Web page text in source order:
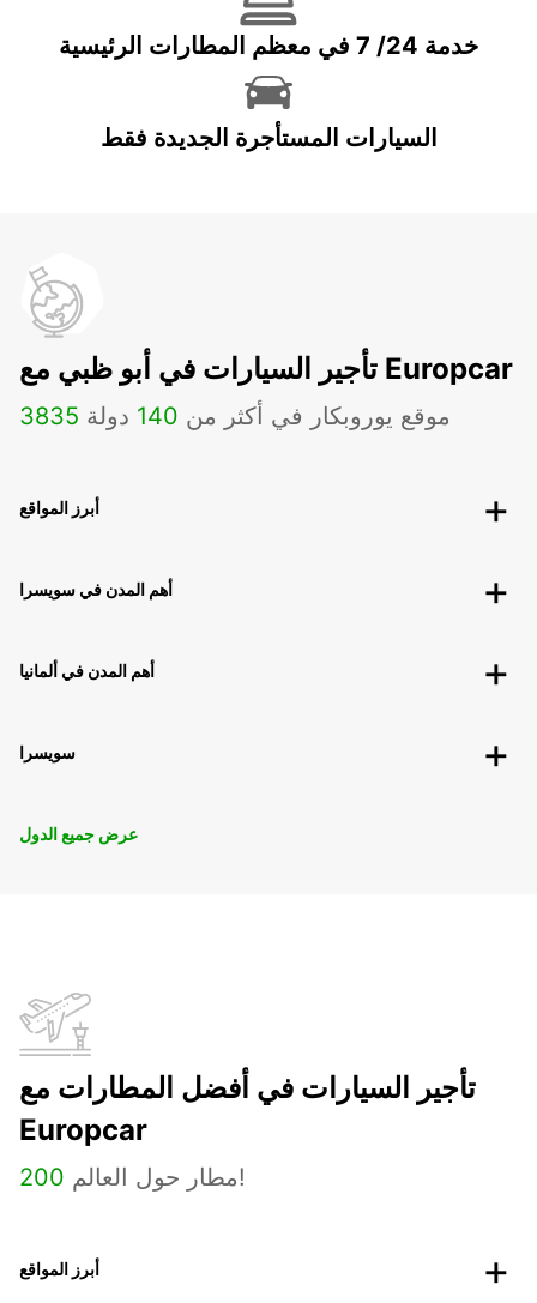
خدمة 24/ 7 في معظم المطارات الرئيسية
السيارات المستأجرة الجديدة فقط
تأجير السيارات في أبو ظبي مع Europcar
3835 موقع يوروبكار في أكثر من 140 دولة
أبرز المواقع
أهم المدن في سويسرا
أهم المدن في ألمانيا
سويسرا
عرض جميع الدول
تأجير السيارات في أفضل المطارات مع
Europcar
200 مطار حول العالم!
أبرز المواقع